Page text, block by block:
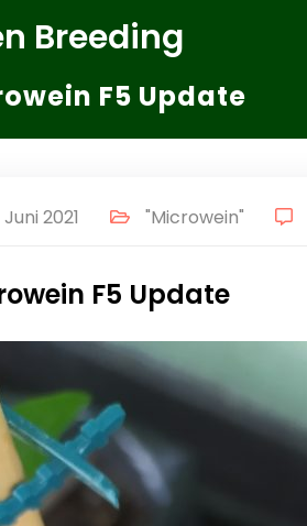
Breeding
F5 Update
Juni 2021 "Microwein"
F5 Update